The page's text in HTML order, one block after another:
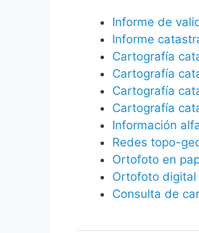
Informe de
Informe
Cartografía
Cartografía
Cartografía
Cartografía
Información
Redes topo-
Ortofoto en
Ortofoto
Consulta de